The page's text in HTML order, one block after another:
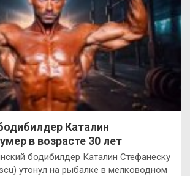
Каталин
в возрасте 30 лет
бодибилдер Каталин Стефанеску
утонул на рыбалке в мелководном